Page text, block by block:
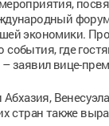
экономики.
где
заявил вице-
стран также